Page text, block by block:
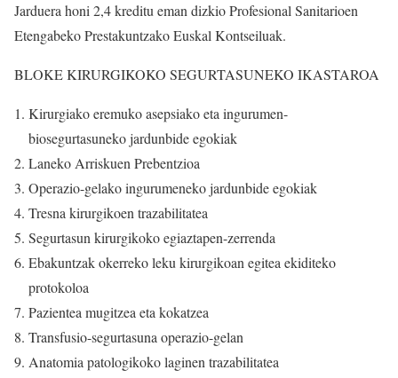
Jarduera honi 2,4 kreditu eman dizkio Profesional Sanitarioen
Etengabeko Prestakuntzako Euskal Kontseiluak.
BLOKE KIRURGIKOKO SEGURTASUNEKO IKASTAROA
Kirurgiako eremuko asepsiako eta ingurumen-
biosegurtasuneko jardunbide egokiak
Laneko Arriskuen Prebentzioa
Operazio-gelako ingurumeneko jardunbide egokiak
Tresna kirurgikoen trazabilitatea
Segurtasun kirurgikoko egiaztapen-zerrenda
Ebakuntzak okerreko leku kirurgikoan egitea ekiditeko
protokoloa
Pazientea mugitzea eta kokatzea
Transfusio-segurtasuna operazio-gelan
Anatomia patologikoko laginen trazabilitatea